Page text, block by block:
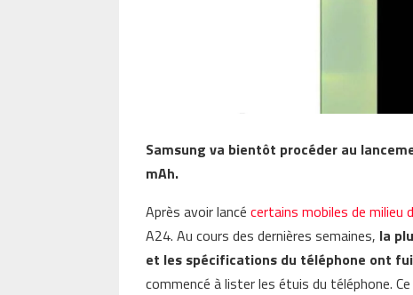
Samsung va bientôt procéder au
mAh.
Après avoir lancécertains mobiles de milieu
A24. Au cours des dernières semaines, la
et les spécifications du téléphone ont
commencé à lister les étuis du téléphone.